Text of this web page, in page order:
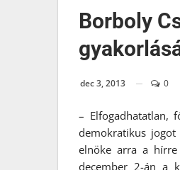
Borboly
dec 3, 2013 0
– Elfogadhatatlan,
demokratikus jogot
elnöke arra a hírre
december 2-án a